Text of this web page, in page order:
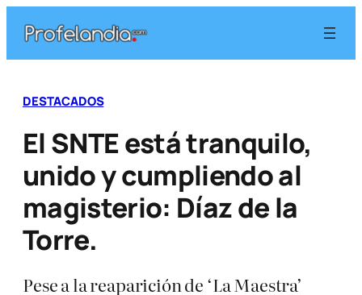
contenido
DESTACADOS
El SNTE está tranquilo,
unido y cumpliendo al
magisterio: Díaz de la
Torre.
Pese a la reaparición de ‘La Maestra’